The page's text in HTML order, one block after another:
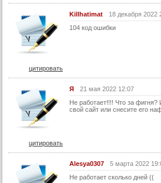
45 серия
46 серия
48 серия
49 серия
50 серия
51 серия
52 серия
54 серия
Killhatimat
18 декабря 2022
104 код ошибки
цитировать
Я
21 мая 2022 12:07
Не работает!!!! Что за
свой сайт или снесите его
цитировать
Alesya0307
5 марта 2022
Не работает сколько дней ((